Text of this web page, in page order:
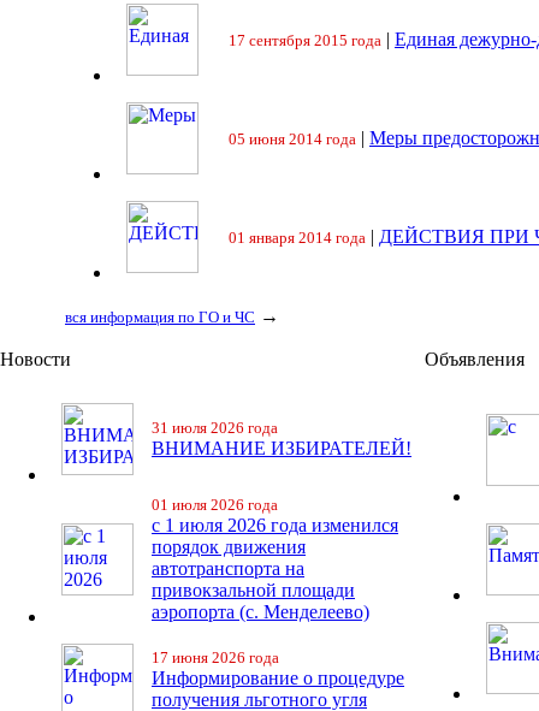
17 сентября 2015 года | Единая
05 июня 2014 года | Меры
01 января 2014 года | ДЕЙСТВИЯ ПРИ
вся информация по ГО и ЧС →
Новости
31 июля 2026 года
ВНИМАНИЕ ИЗБИРАТЕЛЕЙ!
01 июля 2026 года
с 1 июля 2026 года изменился
порядок движения
автотранспорта на
привокзальной площади
аэропорта (с. Менделеево)
17 июня 2026 года
Информирование о процедуре
получения льготного угля
Объявления